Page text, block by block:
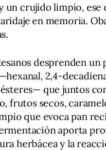
un crujido limpio, ese
en memoria.
desprenden
2,4-
que juntos
frutos secos,
que evoca pan
aporta
herbácea y la